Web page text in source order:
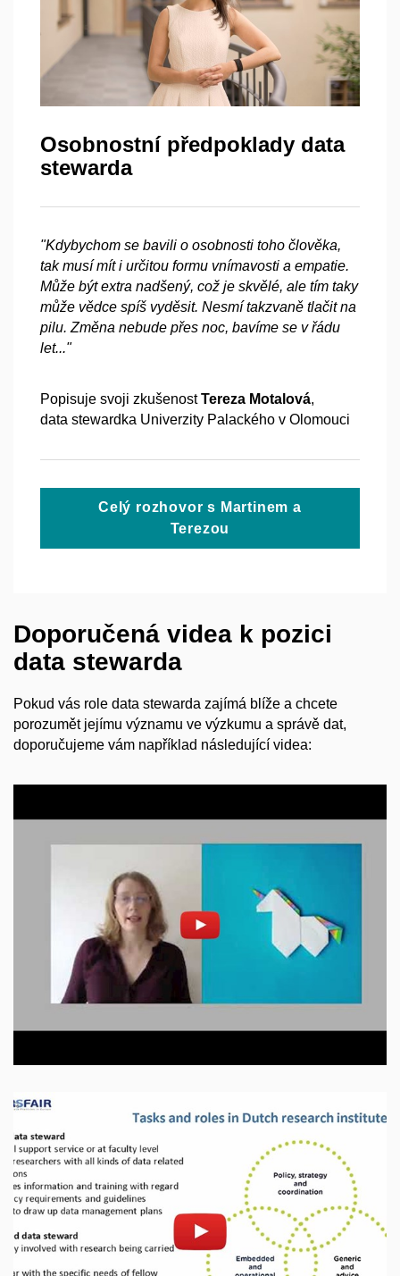
Osobnostní předpoklady data
stewarda
"Kdybychom se bavili o osobnosti toho člověka,
tak musí mít i určitou formu vnímavosti a empatie.
Může být extra nadšený, což je skvělé, ale tím taky
může vědce spíš vyděsit. Nesmí takzvaně tlačit na
pilu. Změna nebude přes noc, bavíme se v řádu
let..."
Popisuje svoji zkušenostTereza Motalová,
data stewardka Univerzity Palackého v Olomouci
Celý rozhovor s Martinem a
Terezou
Doporučená videa k pozici
data stewarda
Pokud vás role data stewarda zajímá blíže a chcete
porozumět jejímu významu ve výzkumu a správě dat,
doporučujeme vám například následující videa:
Povolit cookies a přehrát
Otevřít na youtube.com
Povolit cookies a přehrát
Otevřít na youtube.com